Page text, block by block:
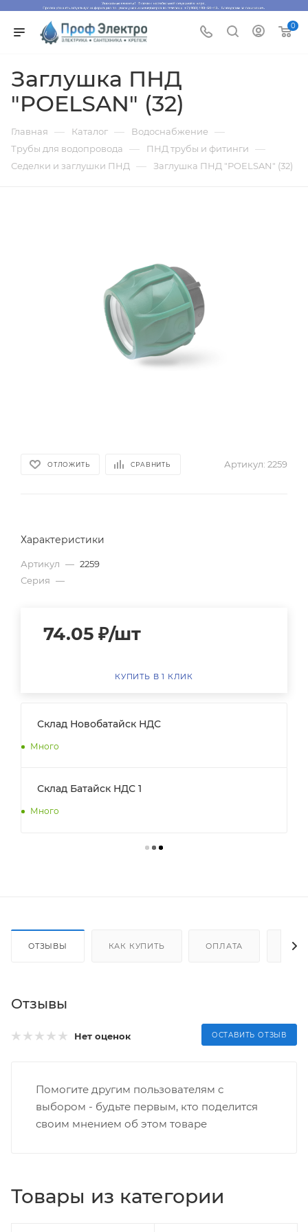
0
Заглушка ПНД
"POELSAN" (32)
Главная — Каталог — Водоснабжение —
Трубы для водопровода — ПНД трубы и фитинги —
Седелки и заглушки ПНД — Заглушка ПНД "POELSAN" (32)
ОТЛОЖИТЬ СРАВНИТЬ Артикул: 2259
Характеристики
Артикул — 2259
Серия —
74.05 ₽/шт
КУПИТЬ В 1 КЛИК
Склад Новобатайск НДС
Много
Склад Батайск НДС 1
Много
ОТЗЫВЫ КАК КУПИТЬ ОПЛАТА
Отзывы
Нет оценок ОСТАВИТЬ ОТЗЫВ
Помогите другим пользователям с
выбором - будьте первым, кто поделится
своим мнением об этом товаре
Товары из категории